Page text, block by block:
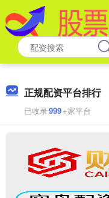
正规配资平台排行
已收录999+家平台